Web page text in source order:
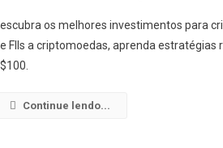
os melhores investimentos para
FIIs a criptomoedas, aprenda estratégias
Continue lendo...